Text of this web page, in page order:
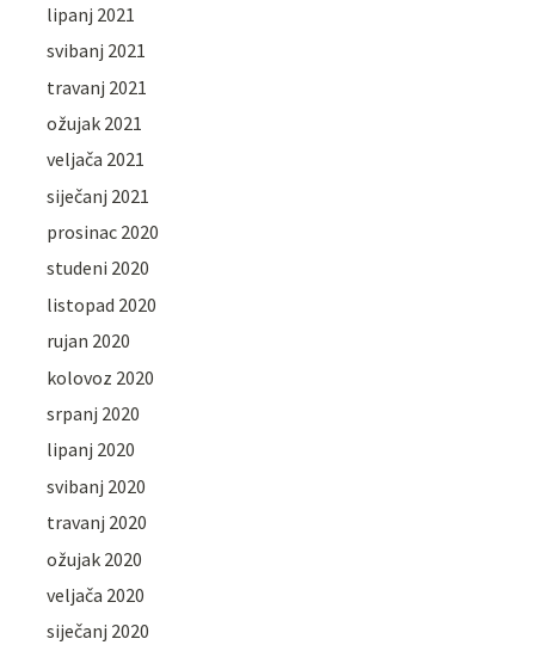
lipanj 2021
svibanj 2021
travanj 2021
ožujak 2021
veljača 2021
siječanj 2021
prosinac 2020
studeni 2020
listopad 2020
rujan 2020
kolovoz 2020
srpanj 2020
lipanj 2020
svibanj 2020
travanj 2020
ožujak 2020
veljača 2020
siječanj 2020